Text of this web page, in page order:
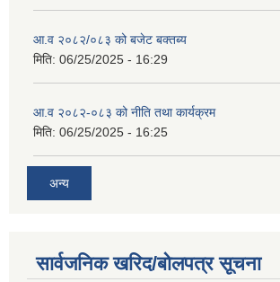
आ.व २०८२/०८३ को बजेट बक्तब्य
मिति: 06/25/2025 - 16:29
आ.व २०८२-०८३ को नीति तथा कार्यक्रम
मिति: 06/25/2025 - 16:25
अन्य
सार्वजनिक खरिद/बोलपत्र सूचना